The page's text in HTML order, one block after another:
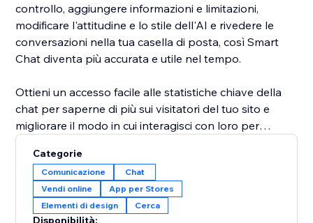
controllo, aggiungere informazioni e limitazioni,
modificare l'attitudine e lo stile dell'AI e rivedere le
conversazioni nella tua casella di posta, così Smart
Chat diventa più accurata e utile nel tempo.
Ottieni un accesso facile alle statistiche chiave della
chat per saperne di più sui visitatori del tuo sito e
migliorare il modo in cui interagisci con loro per
le tue conversazioni per darti approfondimenti chiave
su cosa cercano i tuoi clienti e su come puoi migliorare
la tua attività.
Categorie
Comunicazione
Chat
Vendi online
App per Stores
Elementi di design
Cerca
Disponibilità: